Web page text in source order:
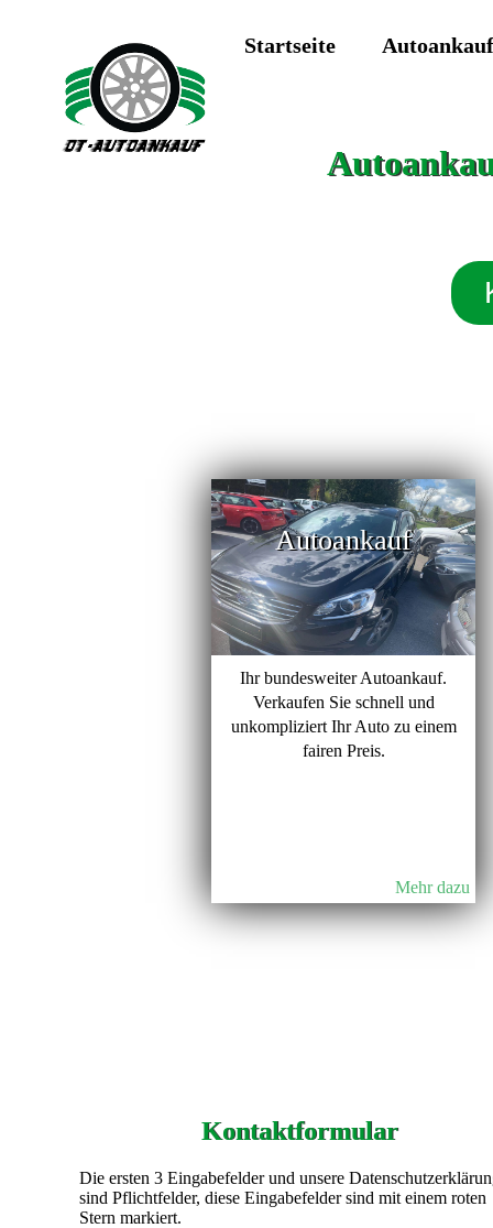
Startseite Autoankauf
Autoankauf
Ihr bundesweiter Autoankauf.
Verkaufen Sie schnell und
unkompliziert Ihr Auto zu einem
fairen Preis.
Mehr dazu
Kontaktformular
Die ersten 3 Eingabefelder und unsere
sind Pflichtfelder, diese Eingabefelder sind mit einem roten
Stern markiert.